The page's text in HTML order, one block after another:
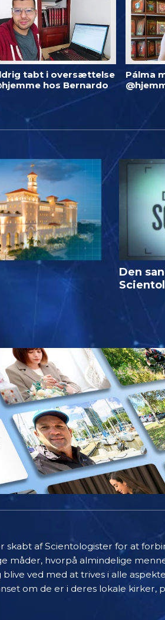
tabt i oversættelse
hos Bernardo
Pálma
Den
af Scientologister for at
måder, hvorpå almindelige
ved med at trives i alle
om de er i deres lokale kirker,